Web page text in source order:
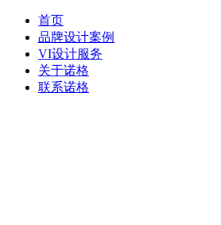
首页
品牌设计案例
VI设计服务
关于诺格
联系诺格